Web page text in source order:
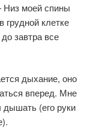
Низ моей спины
грудной клетке
завтра все
дыхание, оно
вперед. Мне
(его руки